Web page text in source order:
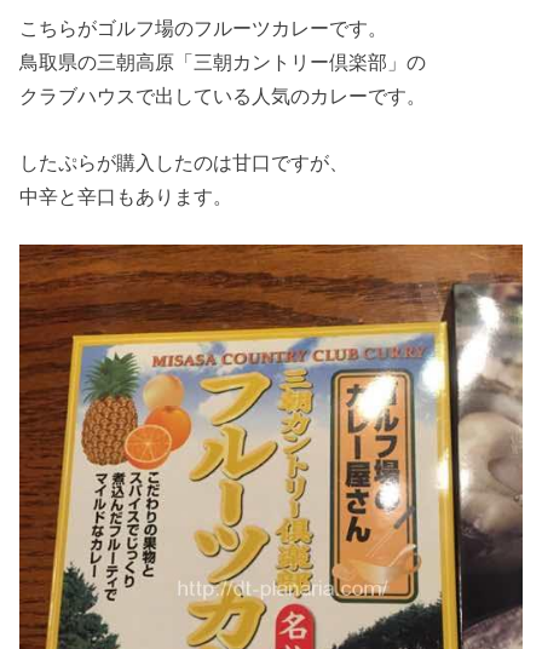
こちらがゴルフ場のフルーツカレーです。
鳥取県の三朝高原「三朝カントリー倶楽部」の
クラブハウスで出している人気のカレーです。
したぷらが購入したのは甘口ですが、
中辛と辛口もあります。